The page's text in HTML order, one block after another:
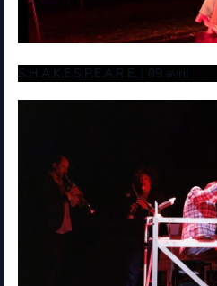
S.H.A.K.E.S.P.E.A.R.E. | 09 avril